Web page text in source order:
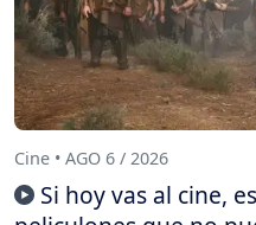
Cine • AGO 6 / 2026
Si hoy vas al cine,